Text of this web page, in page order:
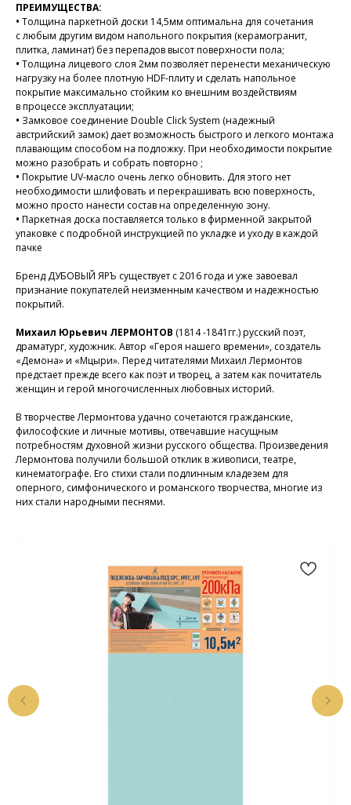
ПРЕИМУЩЕСТВА:
• Толщина паркетной доски 14,5мм оптимальна для сочетания
с любым другим видом напольного покрытия (керамогранит,
плитка, ламинат) без перепадов высот поверхности пола;
• Толщина лицевого слоя 2мм позволяет перенести механическую
нагрузку на более плотную HDF-плиту и сделать напольное
покрытие максимально стойким ко внешним воздействиям
в процессе эксплуатации;
• Замковое соединение Double Click System (надежный
австрийский замок) дает возможность быстрого и легкого монтажа
плавающим способом на подложку. При необходимости покрытие
можно разобрать и собрать повторно ;
• Покрытие UV-масло очень легко обновить. Для этого нет
необходимости шлифовать и перекрашивать всю поверхность,
можно просто нанести состав на определенную зону.
• Паркетная доска поставляется только в фирменной закрытой
упаковке с подробной инструкцией по укладке и уходу в каждой
пачке
Бренд ДУБОВЫЙ ЯРЪ существует с 2016 года и уже завоевал
признание покупателей неизменным качеством и надежностью
покрытий.
Михаил Юрьевич ЛЕРМОНТОВ (1814 -1841гг.) русский поэт,
драматург, художник. Автор «Героя нашего времени», создатель
«Демона» и «Мцыри». Перед читателями Михаил Лермонтов
предстает прежде всего как поэт и творец, а затем как почитатель
женщин и герой многочисленных любовных историй.
В творчестве Лермонтова удачно сочетаются гражданские,
философские и личные мотивы, отвечавшие насущным
потребностям духовной жизни русского общества. Произведения
Лермонтова получили большой отклик в живописи, театре,
кинематографе. Его стихи стали подлинным кладезем для
оперного, симфонического и романского творчества, многие из
них стали народными песнями.